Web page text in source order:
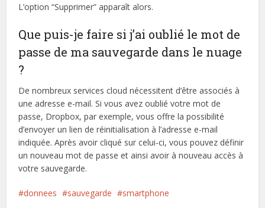
L’option “Supprimer” apparaît alors.
Que puis-je faire si j’ai oublié le mot de
passe de ma sauvegarde dans le nuage
?
De nombreux services cloud nécessitent d’être associés à
une adresse e-mail. Si vous avez oublié votre mot de
passe, Dropbox, par exemple, vous offre la possibilité
d’envoyer un lien de réinitialisation à l’adresse e-mail
indiquée. Après avoir cliqué sur celui-ci, vous pouvez définir
un nouveau mot de passe et ainsi avoir à nouveau accès à
votre sauvegarde.
donnees sauvegarde smartphone